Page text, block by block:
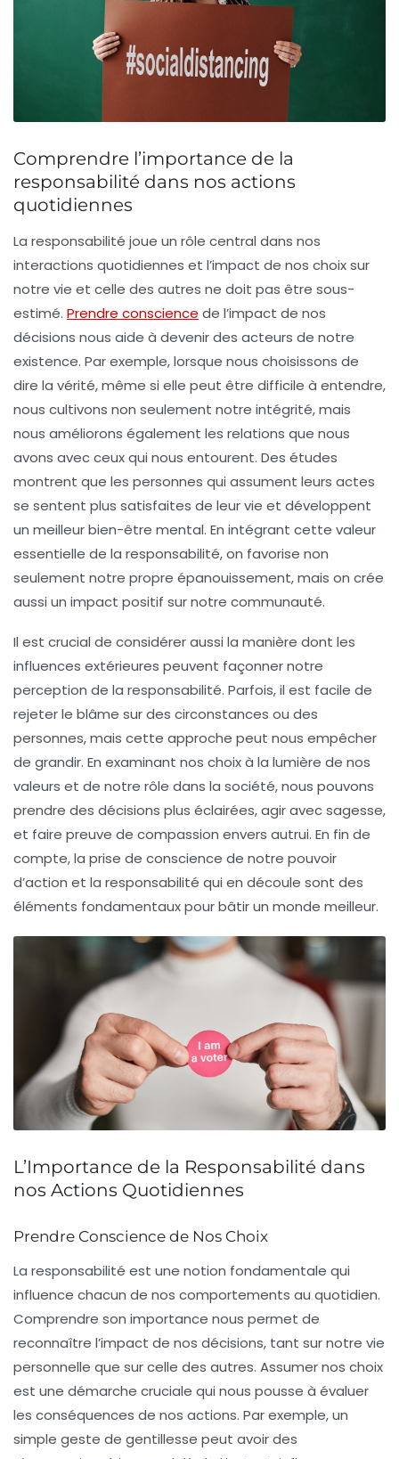
Comprendre l’importance de la
responsabilité dans nos actions
quotidiennes
La responsabilité joue un rôle central dans nos
interactions quotidiennes et l’impact de nos choix sur
notre vie et celle des autres ne doit pas être sous-
estimé. Prendre conscience de l’impact de nos
décisions nous aide à devenir des acteurs de notre
existence. Par exemple, lorsque nous choisissons de
dire la vérité, même si elle peut être difficile à entendre,
nous cultivons non seulement notre intégrité, mais
nous améliorons également les relations que nous
avons avec ceux qui nous entourent. Des études
montrent que les personnes qui assument leurs actes
se sentent plus satisfaites de leur vie et développent
un meilleurbien-être mental. En intégrant cette valeur
essentielle de la responsabilité, on favorise non
seulement notre propre épanouissement, mais on crée
aussi un impact positif sur notre communauté.
Il est crucial de considérer aussi la manière dont les
influences extérieures peuvent façonner notre
perception de la responsabilité. Parfois, il est facile de
rejeter le blâme sur des circonstances ou des
personnes, mais cette approche peut nous empêcher
de grandir. En examinant nos choix à la lumière de nos
valeurs et de notre rôle dans la société, nous pouvons
prendre des décisions plus éclairées, agir avec sagesse,
et faire preuve de compassion envers autrui. En fin de
compte, la prise de conscience de notre pouvoir
d’action et la responsabilité qui en découle sont des
éléments fondamentaux pour bâtir un monde meilleur.
L’Importance de la Responsabilité dans
nos Actions Quotidiennes
Prendre Conscience de Nos Choix
La responsabilité est une notion fondamentale qui
influence chacun de nos comportements au quotidien.
Comprendre son importance nous permet de
reconnaître l’impact de nos décisions, tant sur notre vie
personnelle que sur celle des autres. Assumer nos choix
est une démarche cruciale qui nous pousse à évaluer
les conséquences de nos actions. Par exemple, un
simple geste de gentillesse peut avoir des